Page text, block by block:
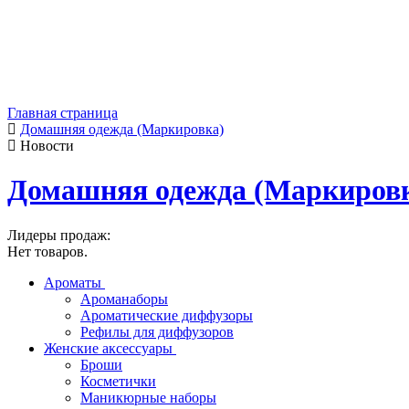
Главная страница
Домашняя одежда (Маркировка)
Новости
Домашняя одежда
Лидеры продаж:
Нет товаров.
Ароматы
Ароманаборы
Ароматические диффузоры
Рефилы для диффузоров
Женские аксессуары
Броши
Косметички
Маникюрные наборы